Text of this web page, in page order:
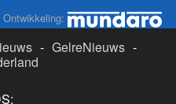
- GelreNieuws -